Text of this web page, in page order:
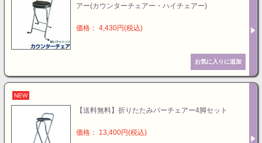
アー(カウンターチェアー・ハイチェアー)
価格： 4,430円(税込)
NEW
【送料無料】折りたたみバーチェアー4脚セット
価格： 13,400円(税込)